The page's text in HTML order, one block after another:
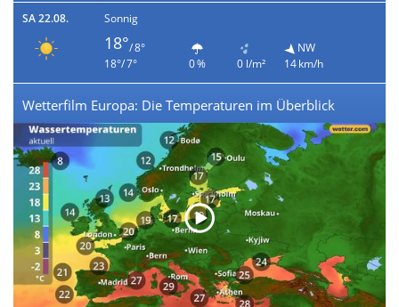
SA 22.08. Sonnig
18°/ 8°
18°/ 7°
0 % 0 l/m²
NW
14 km/h
Wetterfilm Europa: Die Temperaturen im Überblick